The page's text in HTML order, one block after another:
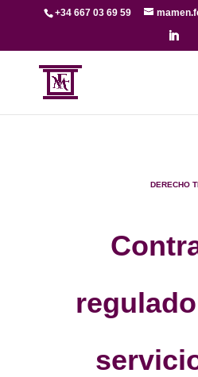
+34 667 03 69 59
DERECHO